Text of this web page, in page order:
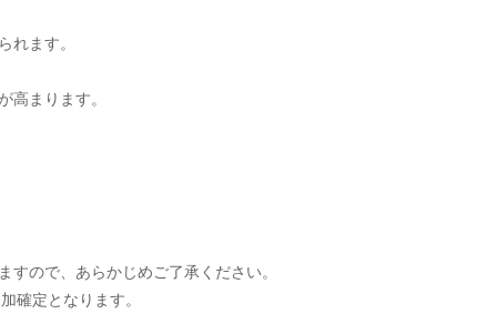
ます。
まります。
ので、あらかじめご了承ください。
確定となります。